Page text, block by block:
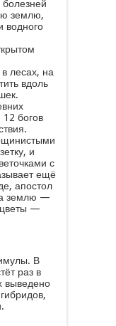
землю,
водного
лесах, на
вдоль
богов
и
с
ещё
апостол
землю —
—
В
раз в
выведено